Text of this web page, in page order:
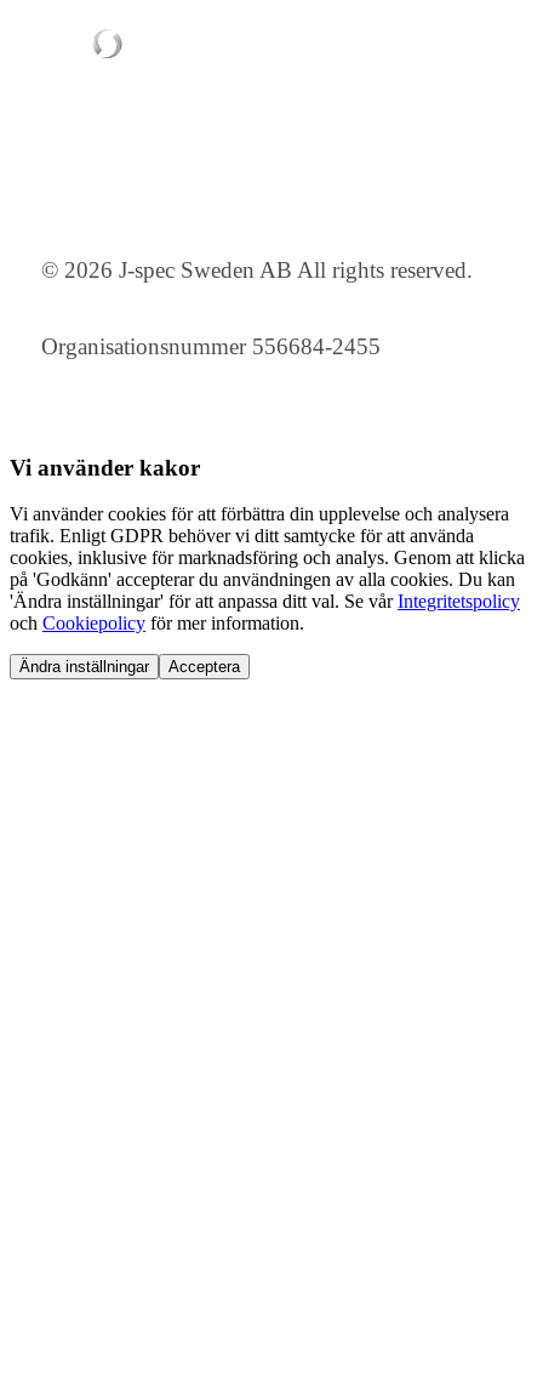
© 2026 J-spec Sweden AB All rights reserved.
Organisationsnummer 556684-2455
Vi använder kakor
Vi använder cookies för att förbättra din upplevelse och analysera
trafik. Enligt GDPR behöver vi ditt samtycke för att använda
cookies, inklusive för marknadsföring och analys. Genom att klicka
på 'Godkänn' accepterar du användningen av alla cookies. Du kan
'Ändra inställningar' för att anpassa ditt val. Se vårIntegritetspolicy
och Cookiepolicy för mer information.
Ändra inställningar Acceptera